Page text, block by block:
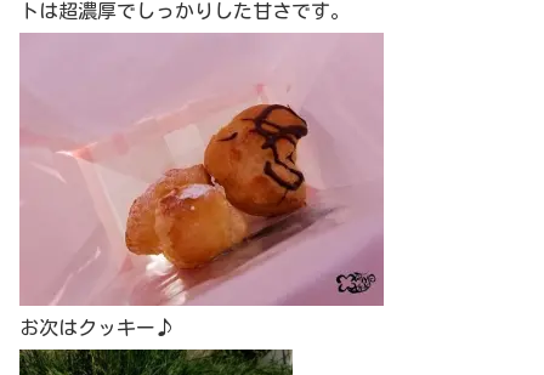
トは超濃厚でしっかりした甘さです。
お次はクッキー♪